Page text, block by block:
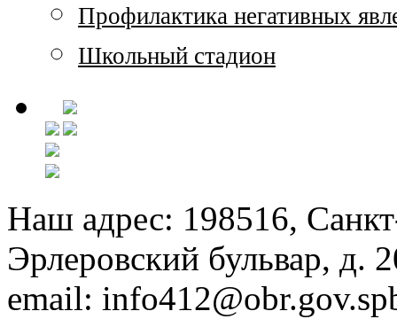
Профилактика негативных
Школьный стадион
Наш адрес: 198516,
Эрлеровский бульвар, д.
email: